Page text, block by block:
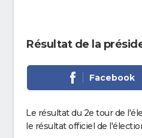
Résultat de la
Facebook
Le résultat du 2e tour de
le résultat officiel de